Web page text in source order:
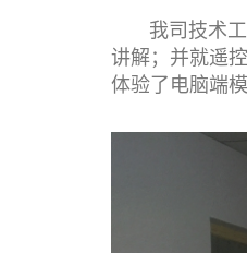
我司技术工
讲解；并就遥
体验了电脑端